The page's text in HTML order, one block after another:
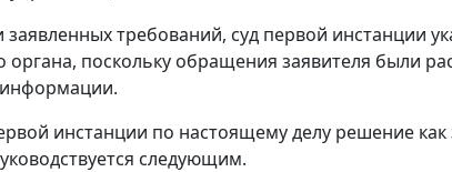
требований, суд первой инстанции
органа, поскольку обращения заявителя были
информации.
инстанции по настоящему делу решение как
следующим.